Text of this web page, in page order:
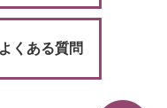
くある質問